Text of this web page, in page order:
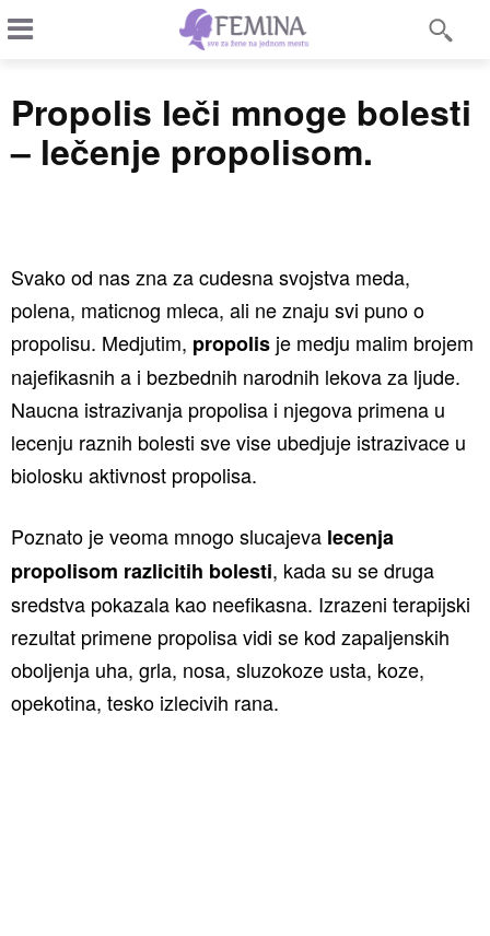
Propolis leči mnoge bolesti
– lečenje propolisom.
Svako od nas zna za cudesna svojstva meda,
polena, maticnog mleca, ali ne znaju svi puno o
propolisu. Medjutim, propolis je medju malim brojem
najefikasnih a i bezbednih narodnih lekova za ljude.
Naucna istrazivanja propolisa i njegova primena u
lecenju raznih bolesti sve vise ubedjuje istrazivace u
biolosku aktivnost propolisa.
Poznato je veoma mnogo slucajeva lecenja
propolisom razlicitih bolesti, kada su se druga
sredstva pokazala kao neefikasna. Izrazeni terapijski
rezultat primene propolisa vidi se kod zapaljenskih
oboljenja uha, grla, nosa, sluzokoze usta, koze,
opekotina, tesko izlecivih rana.